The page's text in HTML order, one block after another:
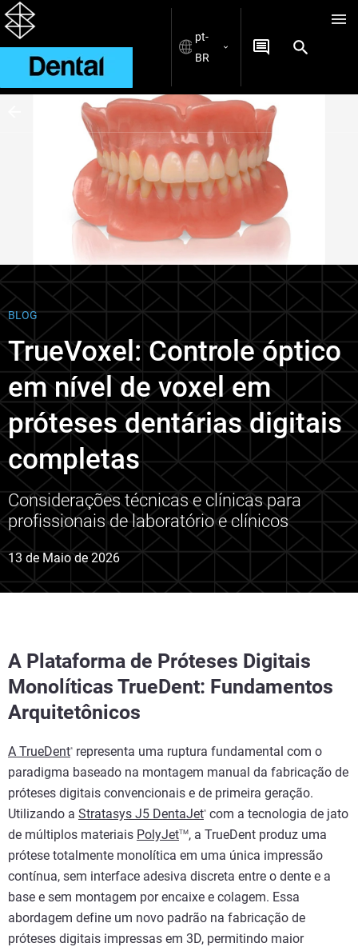
pt-
BR
BLOG
TrueVoxel: Controle óptico
em nível de voxel em
próteses dentárias digitais
completas
Considerações técnicas e clínicas para
profissionais de laboratório e clínicos
13 de Maio de 2026
A Plataforma de Próteses Digitais
Monolíticas TrueDent: Fundamentos
Arquitetônicos
A TrueDent®
representa uma ruptura fundamental com o
paradigma baseado na montagem manual da fabricação de
próteses digitais convencionais e de primeira geração.
Utilizando a Stratasys J5 DentaJet®
com a tecnologia de jato
de múltiplos materiais PolyJetTM , a TrueDent produz uma
prótese totalmente monolítica em uma única impressão
contínua, sem interface adesiva discreta entre o dente e a
base e sem montagem por encaixe e colagem. Essa
abordagem define um novo padrão na fabricação de
próteses digitais impressas em 3D, permitindo maior